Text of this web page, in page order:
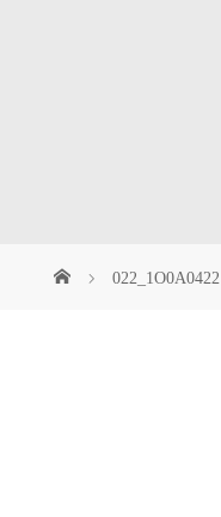
022_1O0A0422